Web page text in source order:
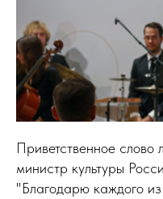
Приветственное
министр культуры
"Благодарю каждого